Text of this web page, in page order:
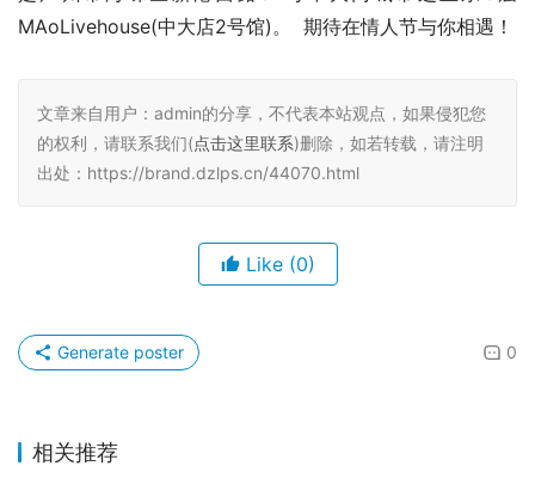
MAoLivehouse(中大店2号馆)。  期待在情人节与你相遇！
文章来自用户：admin的分享，不代表本站观点，如果侵犯您
的权利，请联系我们(点击这里联系)删除，如若转载，请注明
出处：https://brand.dzlps.cn/44070.html
Like (0)
0
Generate poster
相关推荐